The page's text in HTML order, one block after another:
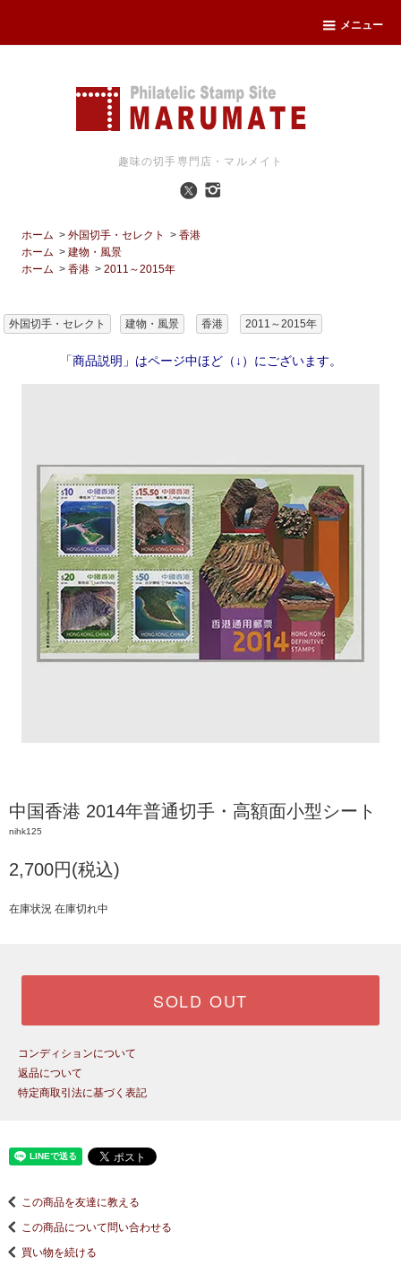
メニュー
趣味の切手専門店・マルメイト
ホーム >外国切手・セレクト >香港
ホーム >建物・風景
ホーム >香港 >2011～2015年
外国切手・セレクト 建物・風景 香港 2011～2015年
「商品説明」はページ中ほど（↓）にございます。
中国香港 2014年普通切手・高額面小型シート
nihk125
2,700円(税込)
在庫状況 在庫切れ中
SOLD OUT
コンディションについて
返品について
特定商取引法に基づく表記
この商品を友達に教える
この商品について問い合わせる
買い物を続ける